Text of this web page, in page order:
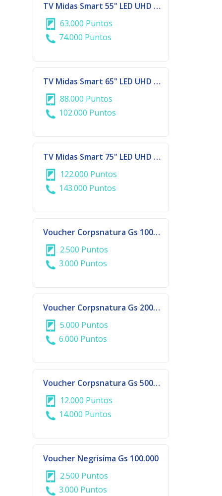
TV Midas Smart 55" LED UHD 4K
63.000 Puntos
74.000 Puntos
TV Midas Smart 65" LED UHD 4K
88.000 Puntos
102.000 Puntos
TV Midas Smart 75" LED UHD 4K
122.000 Puntos
143.000 Puntos
Voucher Corpsnatura Gs 100.000
2.500 Puntos
3.000 Puntos
Voucher Corpsnatura Gs 200.000
5.000 Puntos
6.000 Puntos
Voucher Corpsnatura Gs 500.000
12.000 Puntos
14.000 Puntos
Voucher Negrisima Gs 100.000
2.500 Puntos
3.000 Puntos